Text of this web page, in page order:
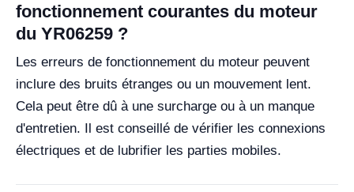
fonctionnement courantes du moteur
du YR06259 ?
Les erreurs de fonctionnement du moteur peuvent
inclure des bruits étranges ou un mouvement lent.
Cela peut être dû à une surcharge ou à un manque
d'entretien. Il est conseillé de vérifier les connexions
électriques et de lubrifier les parties mobiles.